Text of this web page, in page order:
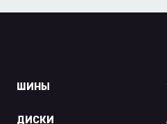
ШИНЫ
ДИСКИ